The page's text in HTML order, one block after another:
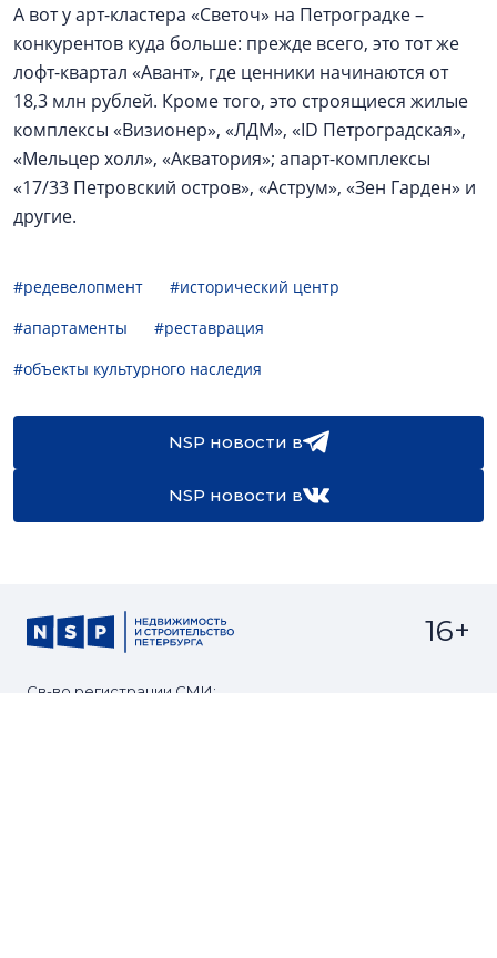
А вот у арт-кластера «Светоч» на Петроградке –
конкурентов куда больше: прежде всего, это тот же
лофт-квартал «Авант», где ценники начинаются от
18,3 млн рублей. Кроме того, это строящиеся жилые
комплексы «Визионер», «ЛДМ», «ID Петроградская»,
«Мельцер холл», «Акватория»; апарт-комплексы
«17/33 Петровский остров», «Аструм», «Зен Гарден» и
другие.
#редевелопмент
#исторический центр
#апартаменты
#реставрация
#объекты культурного наследия
NSP новости в
NSP новости в
Св-во регистрации СМИ:
16+